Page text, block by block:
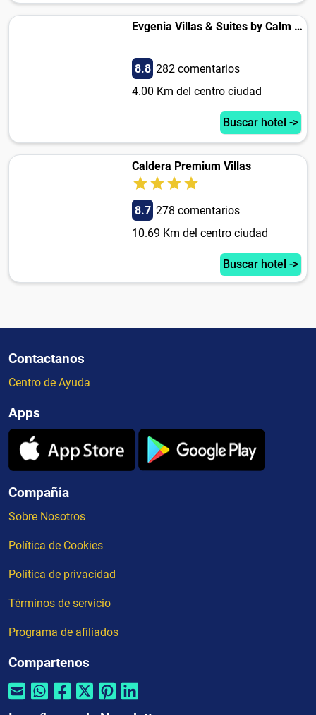
Evgenia Villas & Suites by Calm Collection
8.8 282 comentarios
4.00 Km del centro ciudad
Buscar hotel ->
Caldera Premium Villas
8.7 278 comentarios
10.69 Km del centro ciudad
Buscar hotel ->
Contactanos
Centro de Ayuda
Apps
Compañia
Sobre Nosotros
Política de Cookies
Política de privacidad
Términos de servicio
Programa de afiliados
Compartenos